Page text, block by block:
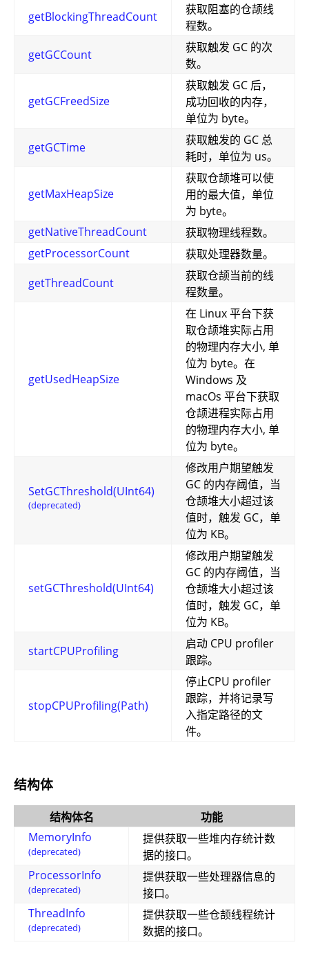
getBlockingThreadCount
获取阻塞的仓颉线
程数。
getGCCount
获取触发 GC 的次
数。
getGCFreedSize
获取触发 GC 后，
成功回收的内存，
单位为 byte。
getGCTime
获取触发的 GC 总
耗时，单位为 us。
getMaxHeapSize
获取仓颉堆可以使
用的最大值，单位
为 byte。
getNativeThreadCount
获取物理线程数。
getProcessorCount
获取处理器数量。
getThreadCount
获取仓颉当前的线
程数量。
getUsedHeapSize
在 Linux 平台下获
取仓颉堆实际占用
的物理内存大小, 单
位为 byte。在
Windows 及
macOs 平台下获取
仓颉进程实际占用
的物理内存大小, 单
位为 byte。
SetGCThreshold(UInt64)
(deprecated)
修改用户期望触发
GC 的内存阈值，当
仓颉堆大小超过该
值时，触发 GC，单
位为 KB。
setGCThreshold(UInt64)
修改用户期望触发
GC 的内存阈值，当
仓颉堆大小超过该
值时，触发 GC，单
位为 KB。
startCPUProfiling
启动 CPU profiler
跟踪。
stopCPUProfiling(Path)
停止CPU profiler
跟踪，并将记录写
入指定路径的文
件。
结构体
结构体名
功能
MemoryInfo
(deprecated)
提供获取一些堆内存统计数
据的接口。
ProcessorInfo
(deprecated)
提供获取一些处理器信息的
接口。
ThreadInfo
(deprecated)
提供获取一些仓颉线程统计
数据的接口。